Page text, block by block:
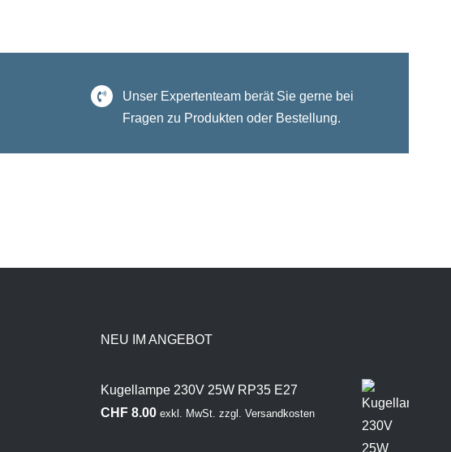
Unser Expertenteam berät Sie gerne bei
Fragen zu Produkten oder Bestellung.
NEU IM ANGEBOT
Kugellampe 230V 25W RP35 E27
CHF8.00 exkl. MwSt. zzgl. Versandkosten